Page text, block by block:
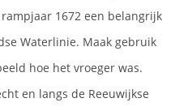
1672 een belangrijk
Waterlinie. Maak gebruik
hoe het vroeger was.
en langs de Reeuwijkse